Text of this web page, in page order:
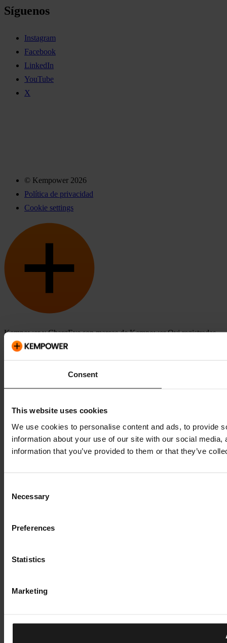
Consent
This website uses cookies
We use cookies to personalise content and ads, to provide
information about your use of our site with our social
information that you’ve provided to them or that they’ve
Selection
Necessary
Preferences
Statistics
Marketing
Síguenos
Instagram
Facebook
LinkedIn
YouTube
X
© Kempower 2026
Política de privacidad
Cookie settings
Kempower y ChargEye son marcas de Kempower Oyj registradas
en EEUU y en otros países y regiones.